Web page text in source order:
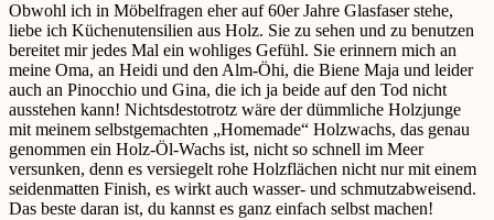
Obwohl ich in Möbelfragen eher auf 60er Jahre Glasfaser stehe,
liebe ich Küchenutensilien aus Holz. Sie zu sehen und zu benutzen
bereitet mir jedes Mal ein wohliges Gefühl. Sie erinnern mich an
meine Oma, an Heidi und den Alm-Öhi, die Biene Maja und leider
auch an Pinocchio und Gina, die ich ja beide auf den Tod nicht
ausstehen kann! Nichtsdestotrotz wäre der dümmliche Holzjunge
mit meinem selbstgemachten „Homemade“ Holzwachs, das genau
genommen ein Holz-Öl-Wachs ist, nicht so schnell im Meer
versunken, denn es versiegelt rohe Holzflächen nicht nur mit einem
seidenmatten Finish, es wirkt auch wasser- und schmutzabweisend.
Das beste daran ist, du kannst es ganz einfach selbst machen!